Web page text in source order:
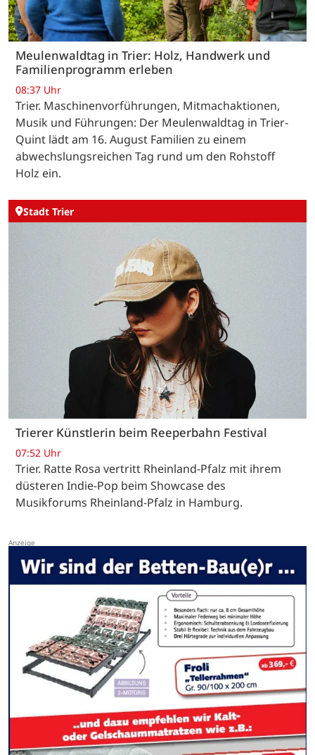
Meulenwaldtag in Trier: Holz, Handwerk und
Familienprogramm erleben
08:37 Uhr
Trier. Maschinenvorführungen, Mitmachaktionen,
Musik und Führungen: Der Meulenwaldtag in Trier-
Quint lädt am 16. August Familien zu einem
abwechslungsreichen Tag rund um den Rohstoff
Holz ein.
Stadt Trier
Trierer Künstlerin beim Reeperbahn Festival
07:52 Uhr
Trier. Ratte Rosa vertritt Rheinland-Pfalz mit ihrem
düsteren Indie-Pop beim Showcase des
Musikforums Rheinland-Pfalz in Hamburg.